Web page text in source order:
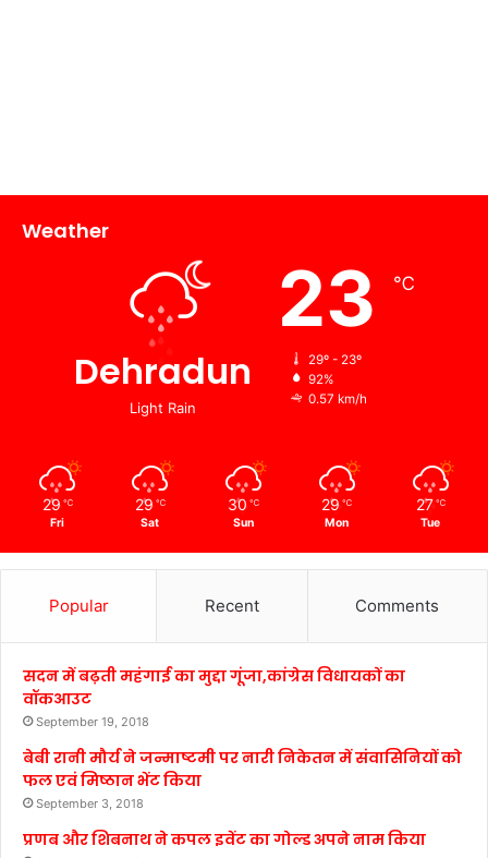
Weather
Dehradun
Light Rain
23 ℃
29º - 23º
92%
0.57 km/h
29 ℃
Fri
29 ℃
Sat
30 ℃
Sun
29 ℃
Mon
27 ℃
Tue
Popular Recent Comments
सदन में बढ़ती महंगाई का मुद्दा गूंजा,कांग्रेस विधायकों का
वॉकआउट
September 19, 2018
बेबी रानी मौर्य ने जन्माष्टमी पर नारी निकेतन में संवासिनियों को
फल एवं मिष्ठान भेंट किया
September 3, 2018
प्रणब और शिबनाथ ने कपल इवेंट का गोल्ड अपने नाम किया